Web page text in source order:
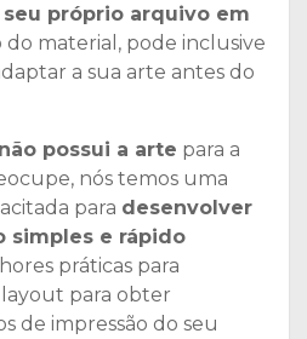
seu próprio arquivo em
do material, pode inclusive
a sua arte antes do
não possui a arte para a
nós temos uma
para desenvolver
simples e rápido
práticas para
para obter
de impressão do seu